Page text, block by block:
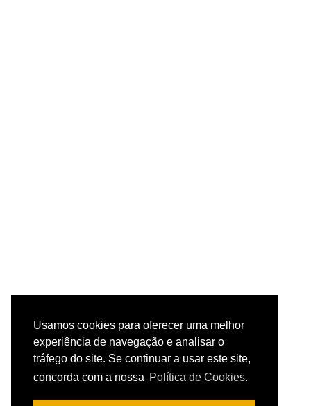
Usamos cookies para oferecer uma melhor
experiência de navegação e analisar o
tráfego do site. Se continuar a usar este site,
concorda com a nossa Política de Cookies.